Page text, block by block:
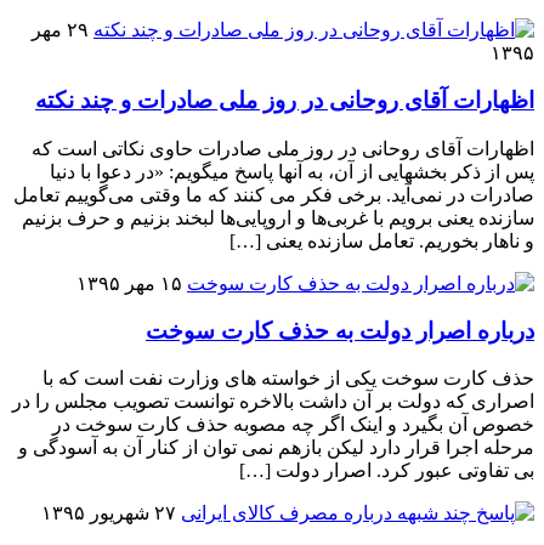
۲۹ مهر
۱۳۹۵
اظهارات آقای روحانی در روز ملی صادرات و چند نکته
اظهارات آقای روحانی در روز ملی صادرات حاوی نکاتی است که
پس از ذکر بخشهایی از آن، به آنها پاسخ میگویم: «در دعوا با دنیا
صادرات در نمی‌آید. برخی فکر می کنند که ما وقتی می‌گوییم تعامل
سازنده یعنی برویم با غربی‌ها و اروپایی‌ها لبخند بزنیم و حرف بزنیم
و ناهار بخوریم. تعامل سازنده یعنی […]
۱۵ مهر ۱۳۹۵
درباره اصرار دولت به حذف کارت سوخت
حذف کارت سوخت یکی از خواسته های وزارت نفت است که با
اصراری که دولت بر آن داشت بالاخره توانست تصویب مجلس را در
خصوص آن بگیرد و اینک اگر چه مصوبه حذف کارت سوخت در
مرحله اجرا قرار دارد لیکن بازهم نمی توان از کنار آن به آسودگی و
بی تفاوتی عبور کرد. اصرار دولت […]
۲۷ شهریور ۱۳۹۵